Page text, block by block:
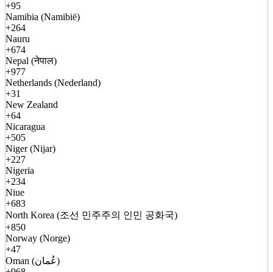
+95
Namibia (Namibië)
+264
Nauru
+674
Nepal (नेपाल)
+977
Netherlands (Nederland)
+31
New Zealand
+64
Nicaragua
+505
Niger (Nijar)
+227
Nigeria
+234
Niue
+683
North Korea (조선 민주주의 인민 공화국)
+850
Norway (Norge)
+47
Oman (عُمان)